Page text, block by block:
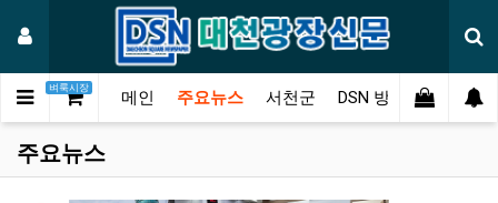
벼룩시장
메인 주요뉴스 서천군 DSN 방송 오피니언
주요뉴스